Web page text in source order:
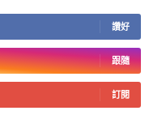
讚好
跟隨
訂閱